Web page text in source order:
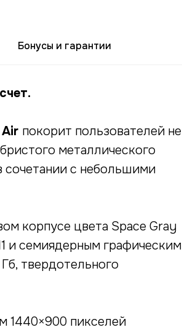
Бонусы и гарантии
покорит пользователей не
металлического
сочетании с небольшими
корпусе цвета Space Gray
и семиядерным графическим
твердотельного
1440×900 пикселей